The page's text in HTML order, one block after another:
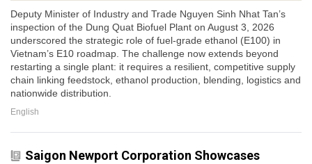
Deputy Minister of Industry and Trade Nguyen Sinh Nhat Tan’s
inspection of the Dung Quat Biofuel Plant on August 3, 2026
underscored the strategic role of fuel-grade ethanol (E100) in
Vietnam’s E10 roadmap. The challenge now extends beyond
restarting a single plant: it requires a resilient, competitive supply
chain linking feedstock, ethanol production, blending, logistics and
nationwide distribution.
English
Saigon Newport Corporation Showcases